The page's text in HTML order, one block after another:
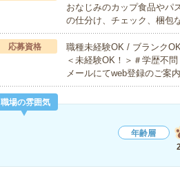
おなじみのカップ食品やパ
の仕分け、チェック、梱包
応募資格
職種未経験OK / ブランク
＜未経験OK！＞＃学歴不
メールにてweb登録のご案
職場の雰囲気
年齢層